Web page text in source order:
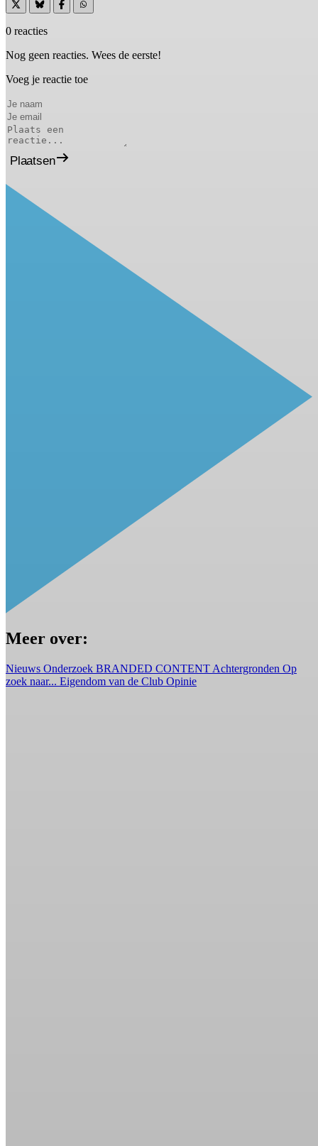
0 reacties
Nog geen reacties. Wees de eerste!
Voeg je reactie toe
Plaatsen
Meer over:
Nieuws Onderzoek BRANDED CONTENT Achtergronden Op
zoek naar... Eigendom van de Club Opinie